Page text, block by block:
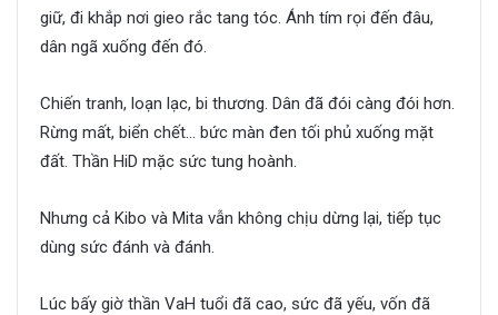
giữ, đi khắp nơi gieo rắc tang tóc. Ánh tím rọi đến đâu,
dân ngã xuống đến đó.
Chiến tranh, loạn lạc, bi thương. Dân đã đói càng đói hơn.
Rừng mất, biển chết… bức màn đen tối phủ xuống mặt
đất. Thần HiD mặc sức tung hoành.
Nhưng cả Kibo và Mita vẫn không chịu dừng lại, tiếp tục
dùng sức đánh và đánh.
Lúc bấy giờ thần VaH tuổi đã cao, sức đã yếu, vốn đã